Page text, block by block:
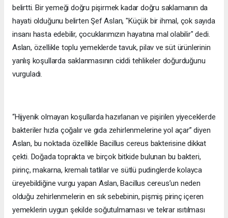
belirtti. Bir yemeği doğru pişirmek kadar doğru saklamanın da
hayati olduğunu belirten Şef Aslan, "Küçük bir ihmal, çok sayıda
insanı hasta edebilir, çocuklarımızın hayatına mal olabilir" dedi.
Aslan, özellikle toplu yemeklerde tavuk, pilav ve süt ürünlerinin
yanlış koşullarda saklanmasının ciddi tehlikeler doğurduğunu
vurguladı.
“Hijyenik olmayan koşullarda hazırlanan ve pişirilen yiyeceklerde
bakteriler hızla çoğalır ve gıda zehirlenmelerine yol açar” diyen
Aslan, bu noktada özellikle Bacillus cereus bakterisine dikkat
çekti. Doğada toprakta ve birçok bitkide bulunan bu bakteri,
pirinç, makarna, kremalı tatlılar ve sütlü pudinglerde kolayca
üreyebildiğine vurgu yapan Aslan, Bacillus cereus’un neden
olduğu zehirlenmelerin en sık sebebinin, pişmiş pirinç içeren
yemeklerin uygun şekilde soğutulmaması ve tekrar ısıtılması